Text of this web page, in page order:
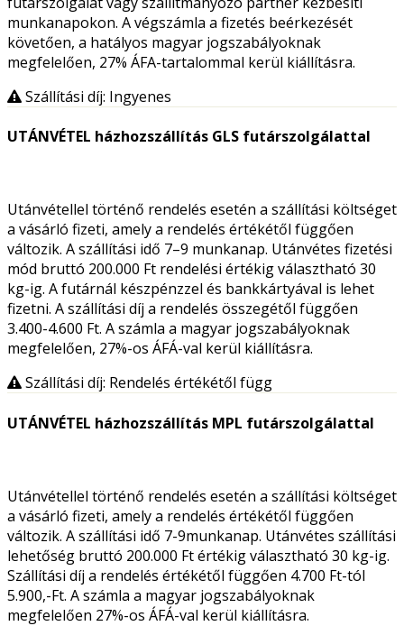
munkanapokon. A végszámla a fizetés beérkezését
követően, a hatályos magyar jogszabályoknak
megfelelően, 27% ÁFA-tartalommal kerül kiállításra.
Szállítási díj: Ingyenes
UTÁNVÉTEL házhozszállítás GLS futárszolgálattal
Utánvétellel történő rendelés esetén a szállítási költséget
a vásárló fizeti, amely a rendelés értékétől függően
változik. A szállítási idő 7–9 munkanap. Utánvétes fizetési
mód bruttó 200.000 Ft rendelési értékig választható 30
kg-ig. A futárnál készpénzzel és bankkártyával is lehet
fizetni. A szállítási díj a rendelés összegétől függően
3.400-4.600 Ft. A számla a magyar jogszabályoknak
megfelelően, 27%-os ÁFÁ-val kerül kiállításra.
Szállítási díj: Rendelés értékétől függ
UTÁNVÉTEL házhozszállítás MPL futárszolgálattal
Utánvétellel történő rendelés esetén a szállítási költséget
a vásárló fizeti, amely a rendelés értékétől függően
változik. A szállítási idő 7-9munkanap. Utánvétes szállítási
lehetőség bruttó 200.000 Ft értékig választható 30 kg-ig.
Szállítási díj a rendelés értékétől függően 4.700 Ft-tól
5.900,-Ft. A számla a magyar jogszabályoknak
megfelelően 27%-os ÁFÁ-val kerül kiállításra.